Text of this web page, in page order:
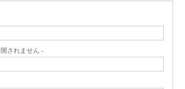
されません -